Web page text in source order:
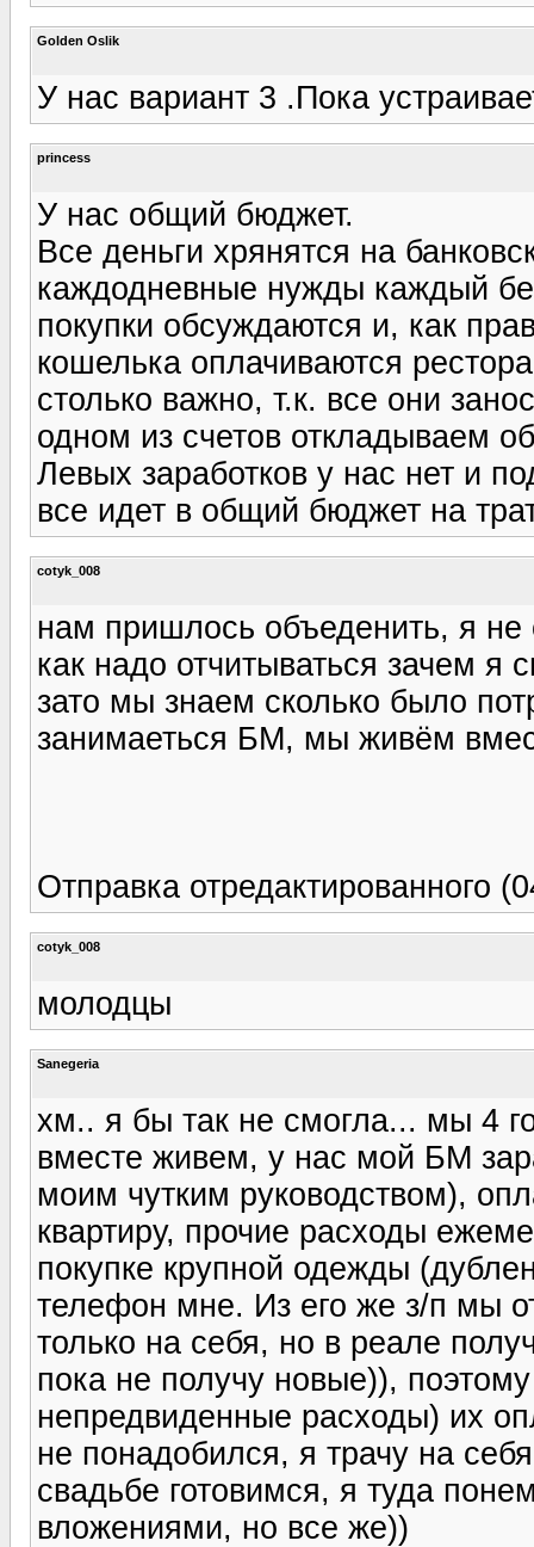
Golden Oslik
У нас вариант 3 .Пока
princess
У нас общий бюджет.
Все деньги хрянятся на
каждодневные нужды каждый
покупки обсуждаются и, как
кошелька оплачиваются
столько важно, т.к. все они
одном из счетов откладываем
Левых заработков у нас нет и
все идет в общий бюджет на
cotyk_008
нам пришлось объеденить, я не
как надо отчитываться зачем я
зато мы знаем сколько было
занимаеться БМ, мы живём
Отправка отредактированного
cotyk_008
молодцы
Sanegeria
хм.. я бы так не смогла... мы 4
вместе живем, у нас мой БМ
моим чутким руководством),
квартиру, прочие расходы
покупке крупной одежды
телефон мне. Из его же з/п мы
только на себя, но в реале
пока не получу новые)),
непредвиденные расходы) их
не понадобился, я трачу на
свадьбе готовимся, я туда
вложениями, но все же))